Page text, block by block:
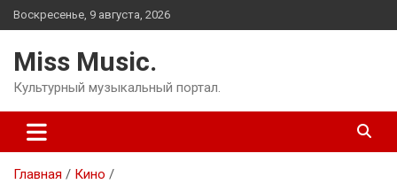
Перейти
к
Воскресенье, 9 августа, 2026
Miss Music.
Культурный музыкальный портал.
Главная
Кино